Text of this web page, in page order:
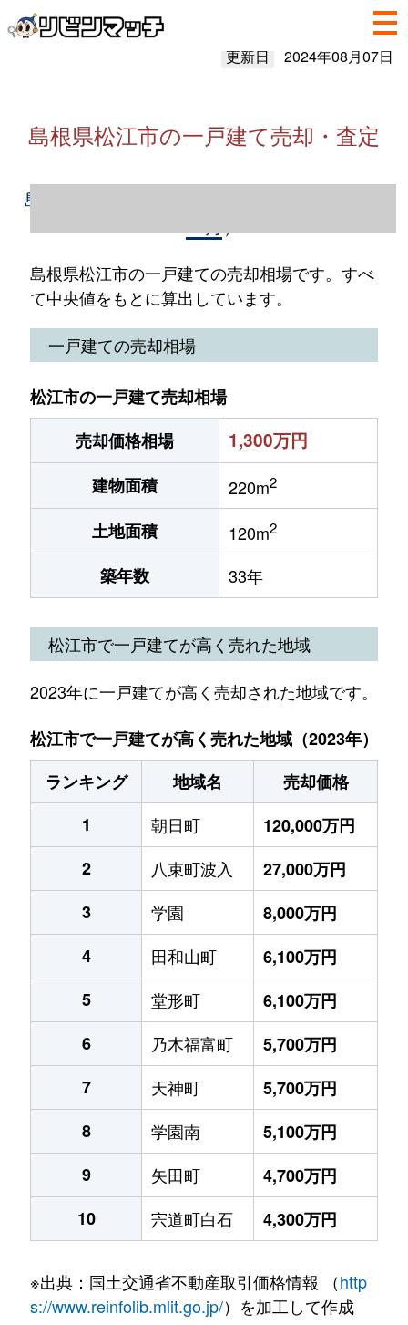
更新日 2024年08月07日
島根県松江市の一戸建て売却・査定
島根県松江市の一戸建て売却情報（2023年1
島根県松江市の一戸建ての売却相場です。すべ
て中央値をもとに算出しています。
一戸建ての売却相場
松江市の一戸建て売却相場
売却価格相場
1,300万円
建物面積 220m2
土地面積 120m2
築年数 33年
松江市で一戸建てが高く売れた地域
2023年に一戸建てが高く売却された地域です。
松江市で一戸建てが高く売れた地域（2023年）
ランキング
地域名
売却価格
1
朝日町
120,000万円
2
八束町波入
27,000万円
3
学園
8,000万円
4
田和山町
6,100万円
5
堂形町
6,100万円
6
乃木福富町
5,700万円
7
天神町
5,700万円
8
学園南
5,100万円
9
矢田町
4,700万円
10
宍道町白石 4,300万円
※出典：国土交通省不動産取引価格情報 （http
s://www.reinfolib.mlit.go.jp/）を加工して作成